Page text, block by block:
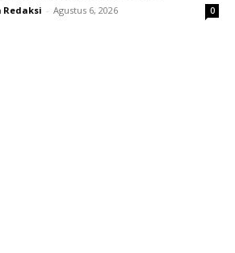
Redaksi - Agustus 6, 2026 0